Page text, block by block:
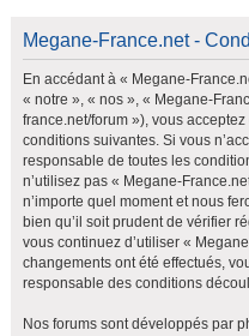
Megane-France.net -
En accédant à « Megane-
« notre », « nos », « Megane-
france.net/forum »), vous
conditions suivantes. Si vous
responsable de toutes les
n’utilisez pas « Megane-
n’importe quel moment et nous
bien qu’il soit prudent de vérifier
vous continuez d’utiliser «
changements ont été effectués,
responsable des conditions
Nos forums sont développés par